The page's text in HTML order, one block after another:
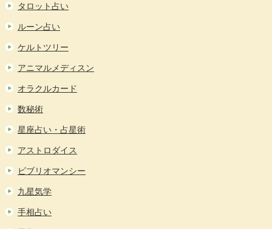
タロット占い
ルーン占い
ケルトツリー
アニマルメディスン
オラクルカード
数秘術
星座占い・占星術
アストロダイス
ビブリオマンシー
九星気学
手相占い